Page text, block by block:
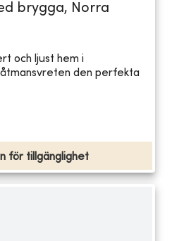
brygga, Norra
och ljust hem i
den perfekta
för tillgänglighet